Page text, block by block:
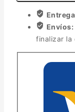
Envíos:
finalizar la